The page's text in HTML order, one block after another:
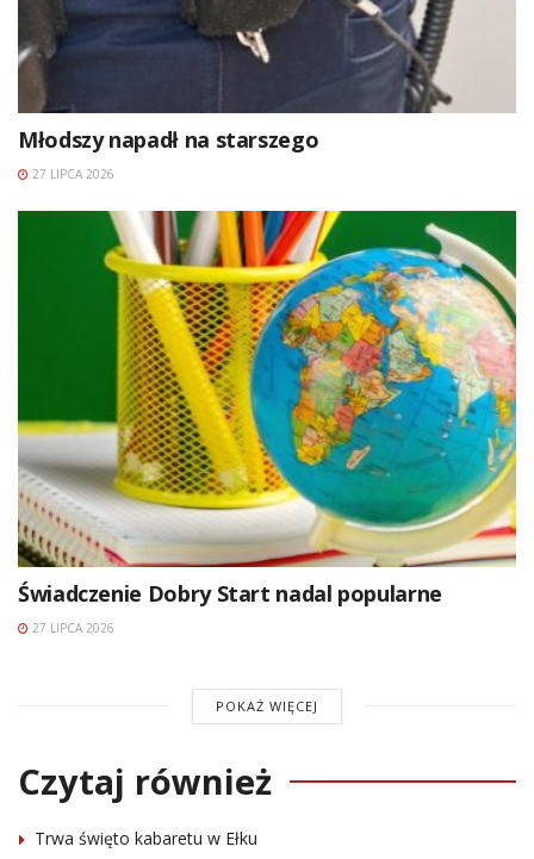
Młodszy napadł na starszego
27 LIPCA 2026
Świadczenie Dobry Start nadal popularne
27 LIPCA 2026
POKAŻ WIĘCEJ
Czytaj również
Trwa święto kabaretu w Ełku